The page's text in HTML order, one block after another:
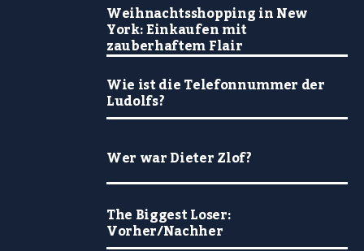
Weihnachtsshopping in New
York: Einkaufen mit
zauberhaftem Flair
Wie ist die Telefonnummer der
Ludolfs?
Wer war Dieter Zlof?
The Biggest Loser:
Vorher/Nachher